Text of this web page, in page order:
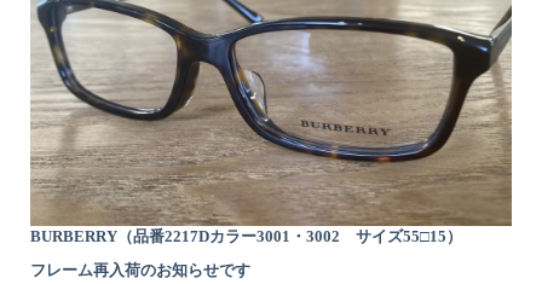
BURBERRY（品番2217Dカラー3001・3002 サイズ55□15）
フレーム再入荷のお知らせです